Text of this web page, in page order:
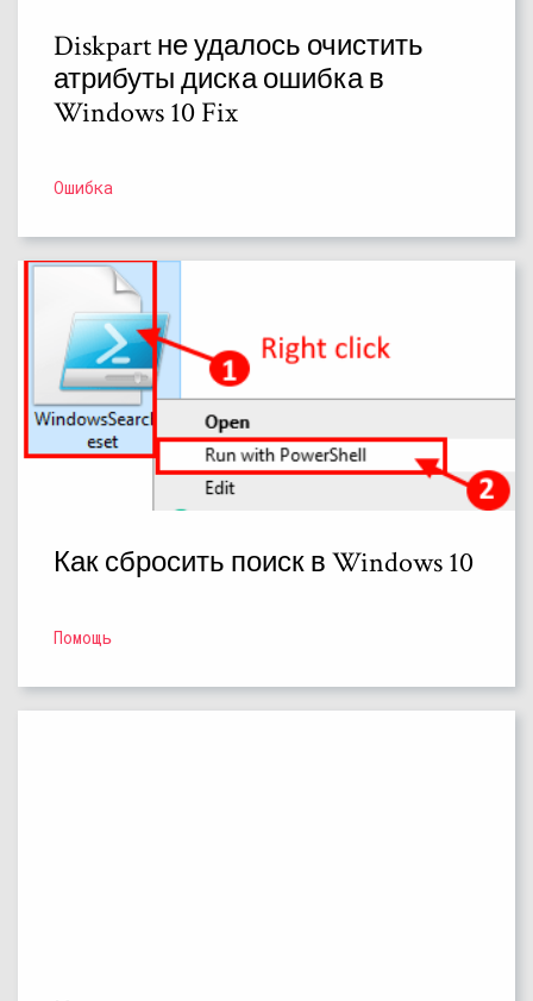
Diskpart не удалось очистить
атрибуты диска ошибка в
Windows 10 Fix
Ошибка
Как сбросить поиск в Windows 10
Помощь